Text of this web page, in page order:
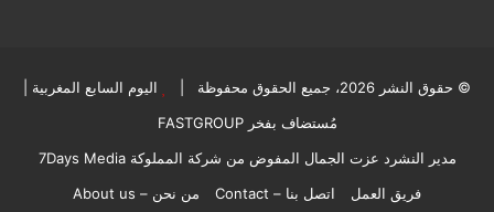
© حقوق النشر 2026، جميع الحقوق محفوظة | اليوم السابع المغربية
مُستضاف بفخرFASTGROUP
مدير النشرد عزت الجمال المفوض من شركة المملوكة 7Days Media
فريق العمل
اتصل بنا – Contact من نحن – About us